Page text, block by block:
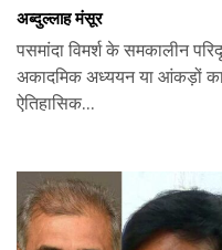
अब्दुल्लाह मंसूर
पसमांदा विमर्श के समकालीन
अकादमिक अध्ययन या आंकड़ों
ऐतिहासिक...